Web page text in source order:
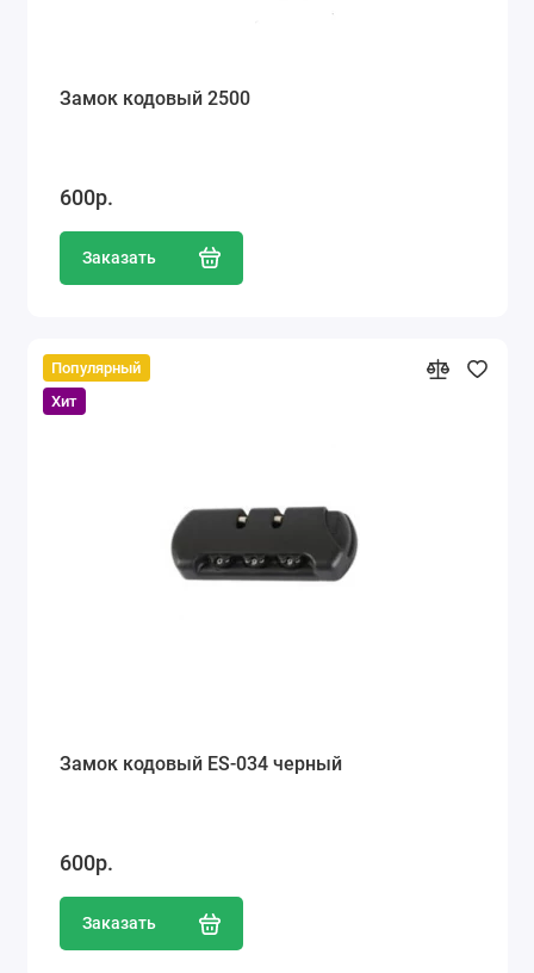
Замок кодовый 2500
600р.
Заказать
Популярный
Хит
Замок кодовый ES-034 черный
600р.
Заказать